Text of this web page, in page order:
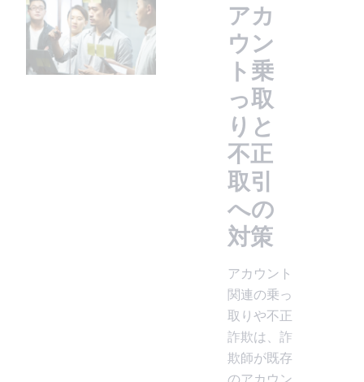
アカ
ウン
ト乗
っ取
りと
不正
取引
への
対策
アカウント
関連の乗っ
取りや不正
詐欺は、詐
欺師が既存
のアカウン